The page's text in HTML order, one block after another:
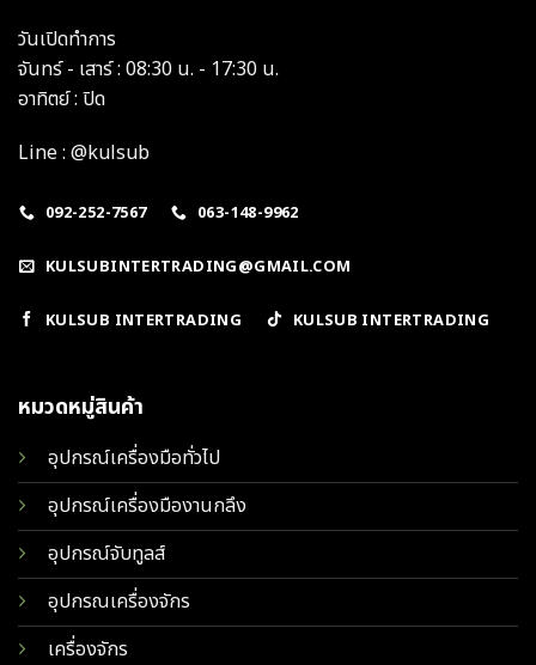
วันเปิดทำการ
จันทร์ - เสาร์ : 08:30 น. - 17:30 น.
อาทิตย์ : ปิด
Line : @kulsub
092-252-7567 063-148-9962
KULSUBINTERTRADING@GMAIL.COM
KULSUB INTERTRADING KULSUB INTERTRADING
หมวดหมู่สินค้า
อุปกรณ์เครื่องมือทั่วไป
อุปกรณ์เครื่องมืองานกลึง
อุปกรณ์จับทูลส์
อุปกรณเครื่องจักร
เครื่องจักร